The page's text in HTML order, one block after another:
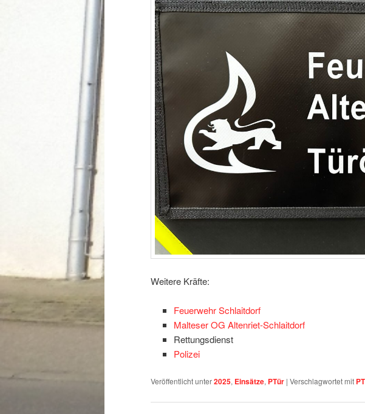
Weitere Kräfte:
Feuerwehr Schlaitdorf
Malteser OG Altenriet-Schlaitdorf
Rettungsdienst
Polizei
Veröffentlicht unter2025, Einsätze, PTür | Verschlagwortet mit